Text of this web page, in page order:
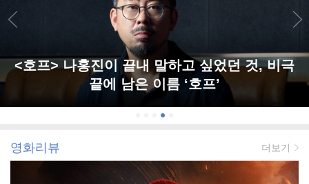
<호프> 나홍진이 끝내 말하고 싶었던 것, 비극
끝에 남은 이름 ‘호프’
영화리뷰 더보기